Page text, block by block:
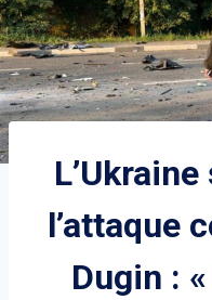
l’attaque
Dugin :